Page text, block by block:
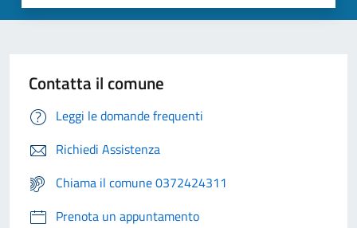
Contatta il comune
Leggi le domande frequenti
Richiedi Assistenza
Chiama il comune 0372424311
Prenota un appuntamento